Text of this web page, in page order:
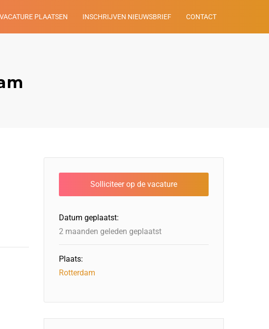
PLAATSEN INSCHRIJVEN NIEUWSBRIEF CONTACT
Datum geplaatst:
2 maanden geleden geplaatst
Plaats:
Rotterdam